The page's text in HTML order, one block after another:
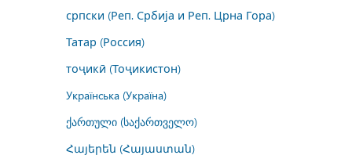
српски (Реп. Србија и Реп. Црна Гора)
Татар (Россия)
тоҷикӣ (Тоҷикистон)
Українська (Україна)
ქართული (საქართველო)
Հայերեն (Հայաստան)